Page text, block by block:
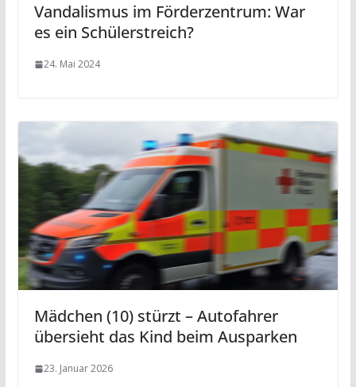
Vandalismus im Förderzentrum: War
es ein Schülerstreich?
24. Mai 2024
Mädchen (10) stürzt – Autofahrer
übersieht das Kind beim Ausparken
23. Januar 2026